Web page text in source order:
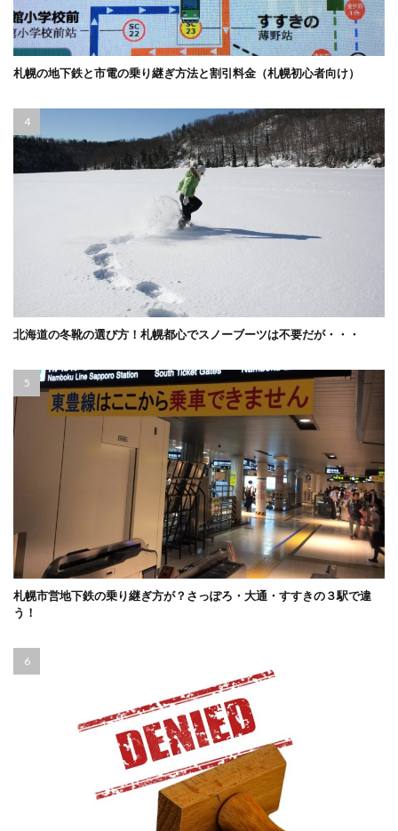
札幌の地下鉄と市電の乗り継ぎ方法と割引料金（札幌初心者向け）
北海道の冬靴の選び方！札幌都心でスノーブーツは不要だが・・・
札幌市営地下鉄の乗り継ぎ方が？さっぽろ・大通・すすきの３駅で違
う！